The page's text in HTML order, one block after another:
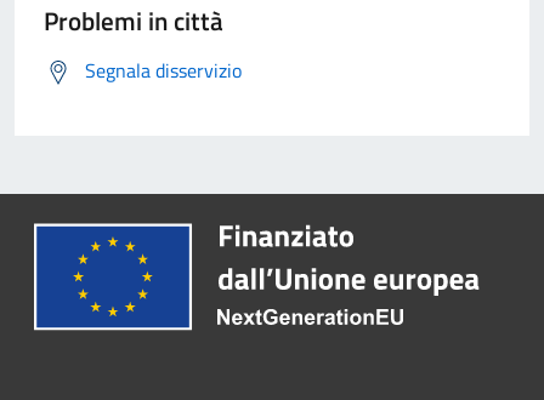
Problemi in città
Segnala disservizio